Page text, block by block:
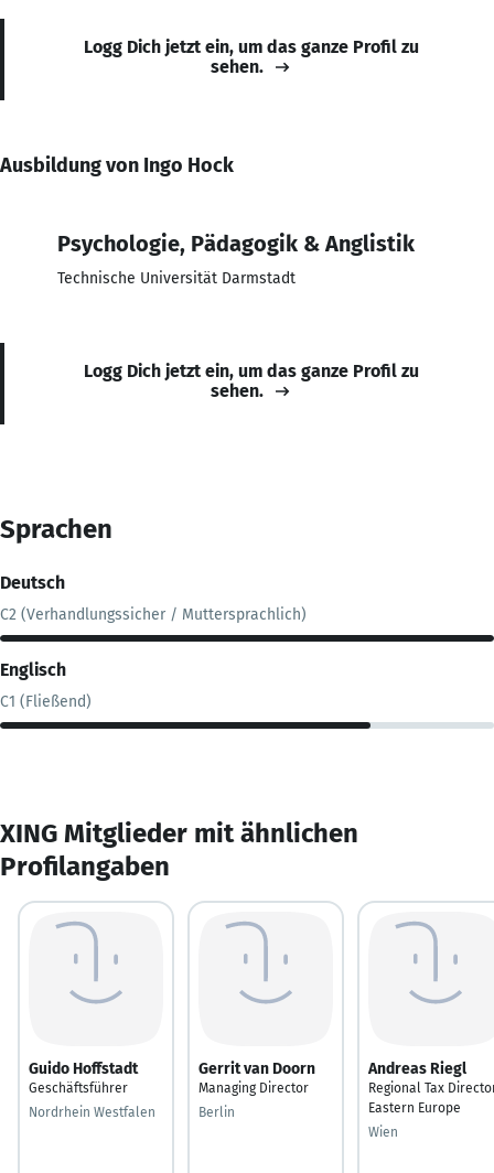
Logg Dich jetzt ein, um das ganze Profil zu
sehen.
Ausbildung von Ingo Hock
Psychologie, Pädagogik & Anglistik
Technische Universität Darmstadt
Logg Dich jetzt ein, um das ganze Profil zu
sehen.
Sprachen
Deutsch
C2 (Verhandlungssicher / Muttersprachlich)
Englisch
C1 (Fließend)
XING Mitglieder mit ähnlichen
Profilangaben
Guido Hoffstadt
Geschäftsführer
Nordrhein Westfalen
Gerrit van Doorn
Managing Director
Berlin
Andreas Riegl
Regional Tax
Eastern Europe
Wien